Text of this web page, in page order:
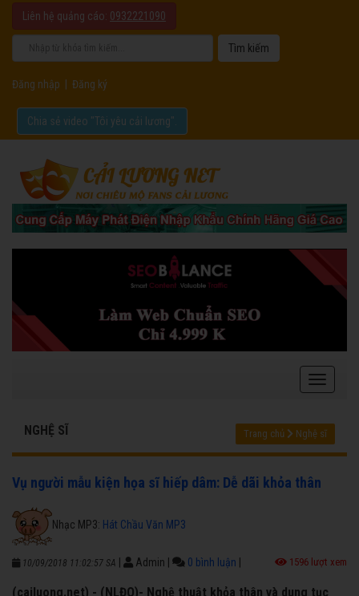
Liên hệ quảng cáo: 0932221090
Đăng nhập Đăng ký
Chia sẻ video "Tôi yêu cải lương".
NGHỆ SĨ Trang chủ Nghệ sĩ
Vụ người mẫu kiện họa sĩ hiếp dâm: Dễ dãi khỏa thân
Nhạc MP3: Hát Chầu Văn MP3
10/09/2018 11:02:57 SA Admin 0 bình luận 1596 lượt xem
(cailuong.net) - (NLĐO)- Nghệ thuật khỏa thân và dung tục